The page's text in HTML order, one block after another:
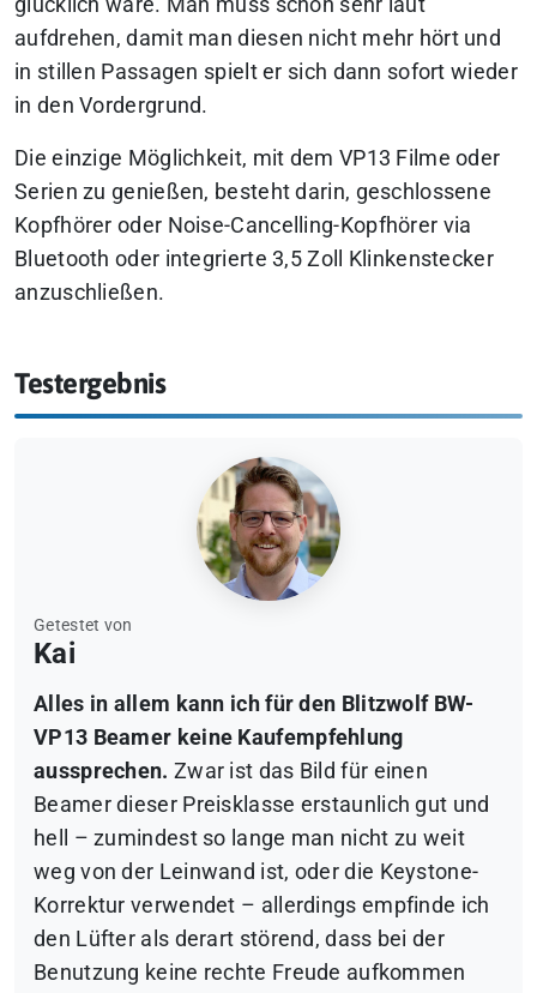
aufdrehen, damit man diesen nicht mehr hört und
in stillen Passagen spielt er sich dann sofort wieder
in den Vordergrund.
Die einzige Möglichkeit, mit dem VP13 Filme oder
Serien zu genießen, besteht darin, geschlossene
Kopfhörer oder Noise-Cancelling-Kopfhörer via
Bluetooth oder integrierte 3,5 Zoll Klinkenstecker
anzuschließen.
Testergebnis
Getestet von
Kai
Alles in allem kann ich für den Blitzwolf BW-
VP13 Beamer keine Kaufempfehlung
aussprechen. Zwar ist das Bild für einen
Beamer dieser Preisklasse erstaunlich gut und
hell – zumindest so lange man nicht zu weit
weg von der Leinwand ist, oder die Keystone-
Korrektur verwendet – allerdings empfinde ich
den Lüfter als derart störend, dass bei der
Benutzung keine rechte Freude aufkommen